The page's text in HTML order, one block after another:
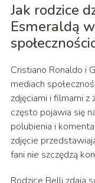
Jak rodzice
Esmeraldą
Cristiano Ronaldo i
mediach
zdjęciami i filmami z
często pojawia się
polubienia i
zdjęcie
fani nie szczędzą